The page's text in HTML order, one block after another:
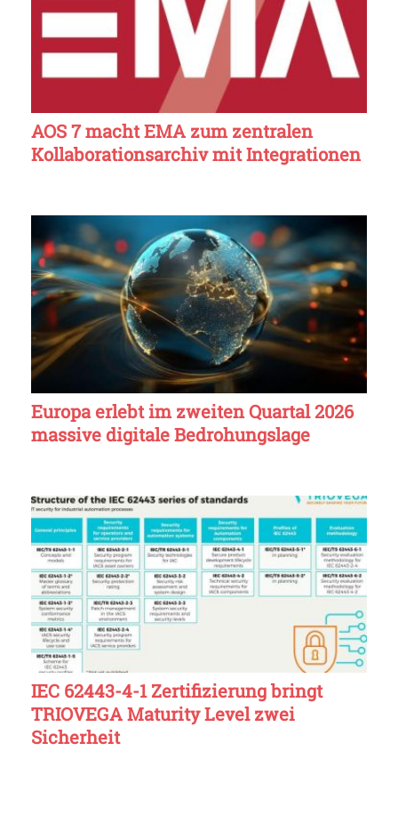
AOS 7 macht EMA zum zentralen
Kollaborationsarchiv mit Integrationen
Europa erlebt im zweiten Quartal 2026
massive digitale Bedrohungslage
IEC 62443-4-1 Zertifizierung bringt
TRIOVEGA Maturity Level zwei
Sicherheit